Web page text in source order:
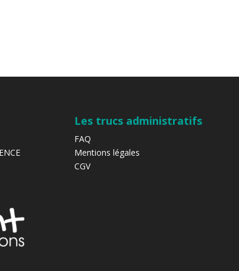
Les trucs administratifs
FAQ
Mentions légales
CGV